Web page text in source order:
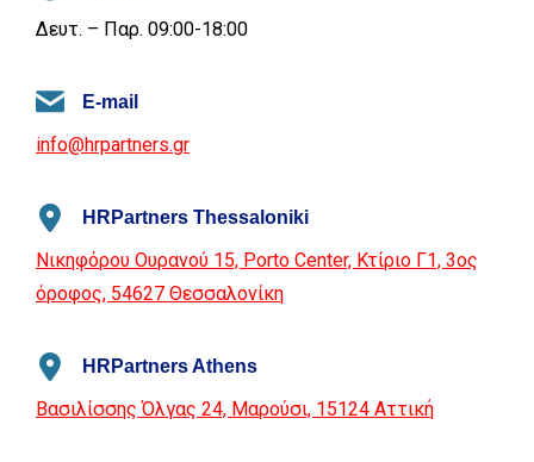
Δευτ. – Παρ. 09:00-18:00
E-mail
info@hrpartners.gr
HRPartners Thessaloniki
Νικηφόρου Ουρανού 15, Porto Center, Κτίριο Γ1, 3ος
όροφος, 54627 Θεσσαλονίκη
HRPartners Athens
Βασιλίσσης Όλγας 24, Μαρούσι, 15124 Αττική